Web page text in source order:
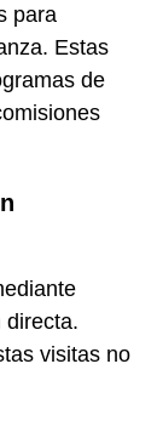
para
Estas
de
directa.
visitas no